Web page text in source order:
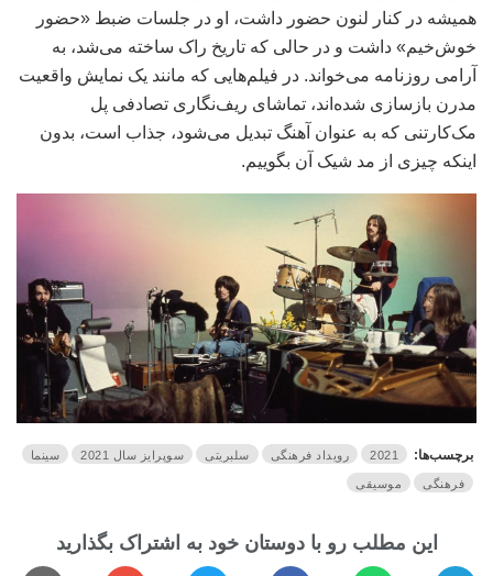
همیشه در کنار لنون حضور داشت، او در جلسات ضبط «حضور
خوش‌خیم» داشت و در حالی که تاریخ راک ساخته می‌شد، به
آرامی روزنامه می‌خواند. در فیلم‌هایی که مانند یک نمایش واقعیت
مدرن بازسازی شده‌اند، تماشای ریف‌نگاری تصادفی پل
مک‌کارتنی که به عنوان آهنگ تبدیل می‌شود، جذاب است، بدون
اینکه چیزی از مد شیک‌ آن بگوییم.
برچسب‌ها: 2021 رویداد فرهنگی سلبریتی سوپرایز سال 2021 سینما
فرهنگی موسیقی